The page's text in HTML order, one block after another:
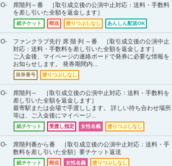
席階列～番 ［取引成立後の公演中止対応：送料・手数料
を差し引いた全額を返金します］
紙チケット 郵送 塗りつぶしなし あんしん配送OK
ファンクラブ先行 席 階 列 ～番 ［取引成立後の公演中止
対応：送料・手数料を差し引いた全額を返金します］
ご入金後、マイページの連絡ボードで発券に必要な情報を
お知らせします。 発券期間内...
発券番号 塗りつぶしなし
席階列～ ［取引成立後の公演中止対応：送料・手数料を
差し引いた全額を返金します］
最寄駅または会場で手渡しします。 詳しい待ち合わせ場所
等は、ご入金後にマイページ...
紙チケット 受渡し指定 女性名義 塗りつぶしなし
席階列番から番 ［取引成立後の公演中止対応：送料・手
数料を差し引いた全額］要チケット返送
紙チケット 郵送 女性名義 塗りつぶしなし